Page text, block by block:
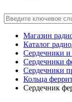
Магазин
Каталог
Сердечники и
Сердечники
Сердечники
Кольца
Сердечник